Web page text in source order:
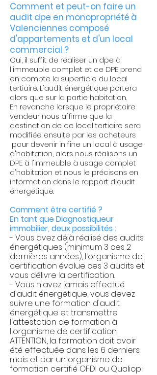
Comment et peut-on faire un
audit dpe en monopropriété à
Valenciennes composé
d'appartements et d'un local
commercial ?
Oui, il suffit de réaliser un dpe à
l'immeuble complet et ce DPE prend
en compte la superficie du local
tertiaire. L'audit énergétique portera
alors que sur la partie habitation.
En revanche lorsque le propriétaire
vendeur nous affirme que la
destination de ce local tertiaire sera
modifiée ensuite par les acheteurs
pour devenir in fine un local à usage
d'habitation, alors nous réalisons un
DPE à l'immeuble à usage complet
d'habitation et nous le précisons en
information dans le rapport d'audit
énergétique.
Comment être certifié ?
En tant que Diagnostiqueur
immobilier, deux possibilités :
- Vous avez déjà réalisé des audits
énergétiques (minimum 3 ces 2
dernières années), l'organisme de
certification évalue ces 3 audits et
vous délivre la certification.
- Vous n'avez jamais effectué
d'audit énergétique, vous devez
suivre une formation d'audit
énergétique et transmettre
l'attestation de formation à
l'organisme de certification.
ATTENTION, la formation doit avoir
été effectuée dans les 6 derniers
mois et par un organisme de
formation certifié OFDI ou Qualiopi.